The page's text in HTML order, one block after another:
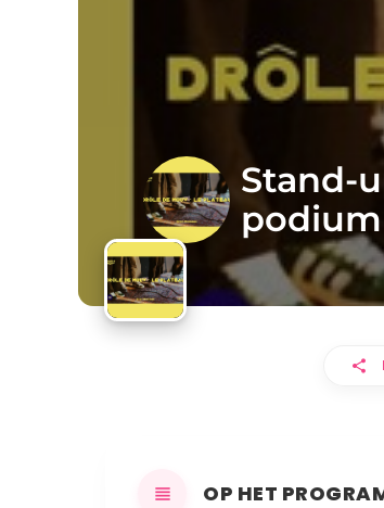
Stand-
podium
OP HET